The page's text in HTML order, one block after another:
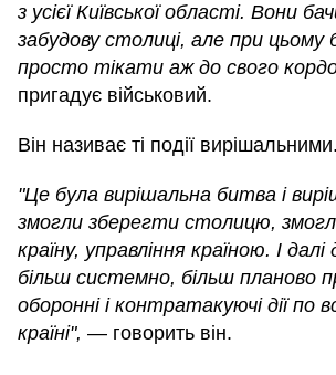
з усієї Київської області. Вони
забудову столиці, але при цьому
просто тікати аж до свого
пригадує військовий.
Він називає ті події вирішальними.
"Це була вирішальна битва і
змогли зберегти столицю,
країну, управління країною. І
більш системно, більш планово
оборонні і контратакуючі дії по
країні", — говорить він.